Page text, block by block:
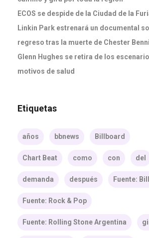
ECOS se despide de la Ciudad de la
Linkin Park estrenará un documental
regreso tras la muerte de Chester
Glenn Hughes se retira de los
motivos de salud
Etiquetas
años bbnews Billboard
Chart Beat como con del
demanda después Fuente:
Fuente: Rock & Pop
Fuente: Rolling Stone Argentina